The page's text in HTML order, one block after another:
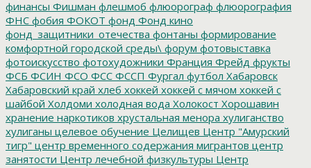
финансы Фишман флешмоб флюорограф флюорография
ФНС фобия ФОКОТ фонд Фонд кино
фонд_защитники_отечества фонтаны формирование
комфортной городской среды\ форум фотовыставка
фотоискусство фотохудожники Франция Фрейд фрукты
ФСБ ФСИН ФСО ФСС ФССП Фургал футбол Хабаровск
Хабаровский край хлеб хоккей хоккей с мячом хоккей с
шайбой Холдоми холодная вода Холокост Хорошавин
хранение наркотиков хрустальная менора хулиганство
хулиганы целевое обучение Целищев Центр "Амурский
тигр" центр временного содержания мигрантов центр
занятости Центр лечебной физкультуры Центр